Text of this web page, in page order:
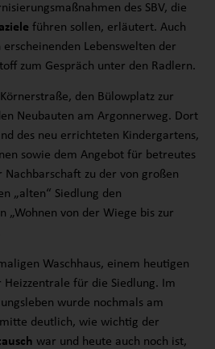
des SBV, die
führen sollen, erläutert. Auch
Lebenswelten der
zum Gespräch unter den Radlern.
den Bülowplatz zur
Neubauten am Argonnerweg. Dort
des neu errichteten Kindergartens,
sowie dem Angebot für betreutes
zu der von großen
„alten“ Siedlung den
„Wohnen von der Wiege bis zur
Waschhaus, einem heutigen
für die Siedlung. Im
wurde nochmals am
deutlich, wie wichtig der
war und heute auch noch ist,